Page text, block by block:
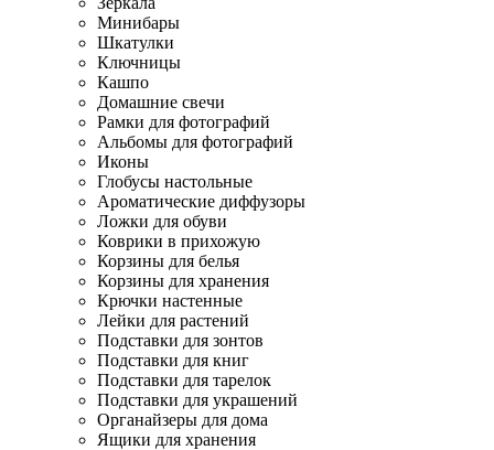
Минибары
Шкатулки
Ключницы
Кашпо
Домашние свечи
Рамки для фотографий
Альбомы для фотографий
Иконы
Глобусы настольные
Ароматические диффузоры
Ложки для обуви
Коврики в прихожую
Корзины для белья
Корзины для хранения
Крючки настенные
Лейки для растений
Подставки для зонтов
Подставки для книг
Подставки для тарелок
Подставки для украшений
Органайзеры для дома
Ящики для хранения